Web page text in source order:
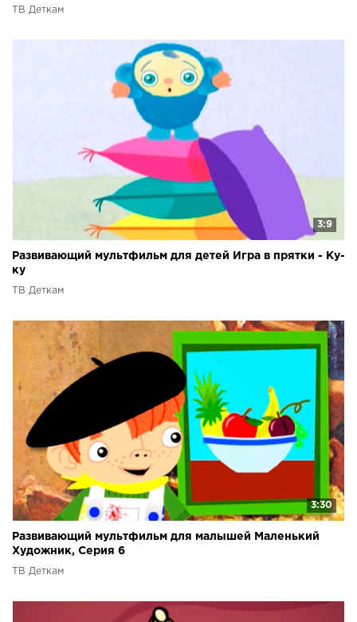
ТВ Деткам
3:9
Развивающий мультфильм для детей Игра в прятки - Ку-
ку
ТВ Деткам
3:30
Развивающий мультфильм для малышей Маленький
Художник, Серия 6
ТВ Деткам